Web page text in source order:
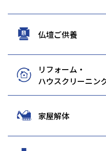
仏壇ご供養
リフォーム・
ハウスクリーニン
家屋解体